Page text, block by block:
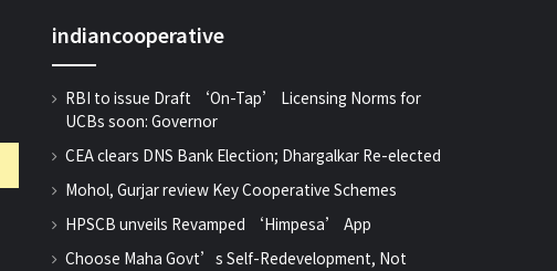
indiancooperative
RBI to issue Draft ‘On-Tap’ Licensing Norms for
UCBs soon: Governor
CEA clears DNS Bank Election; Dhargalkar Re-elected
Mohol, Gurjar review Key Cooperative Schemes
HPSCB unveils Revamped ‘Himpesa’ App
Choose Maha Govt’s Self-Redevelopment, Not